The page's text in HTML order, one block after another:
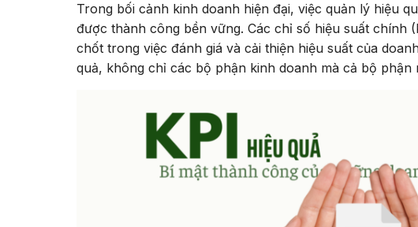
Trong bối cảnh kinh doanh hiện đại, việc quản lý hiệu
được thành công bền vững. Các chỉ số hiệu suất chính
chốt trong việc đánh giá và cải thiện hiệu suất của
quả, không chỉ các bộ phận kinh doanh mà cả bộ